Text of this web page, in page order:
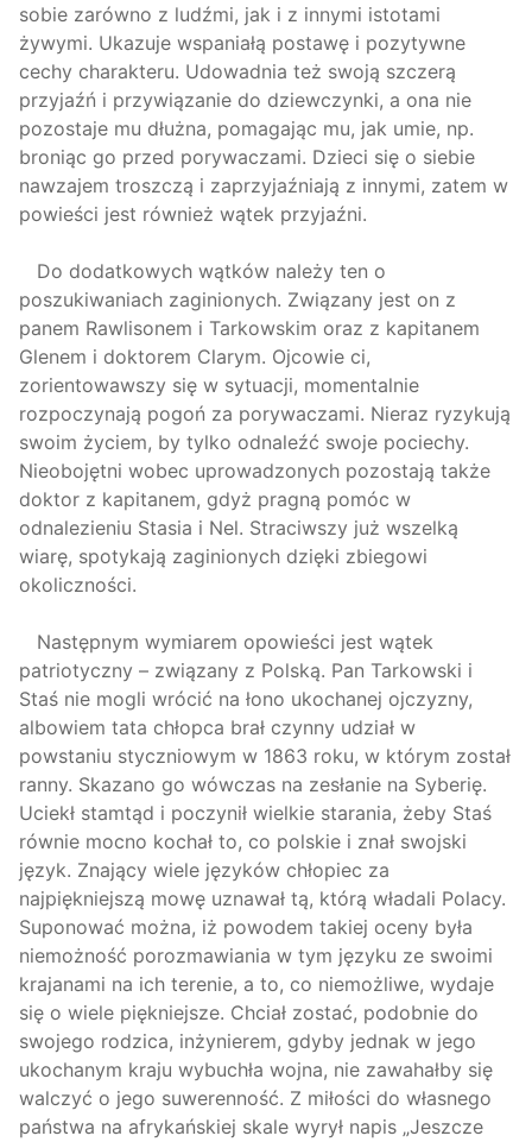
sobie zarówno z ludźmi, jak i z innymi istotami
żywymi. Ukazuje wspaniałą postawę i pozytywne
cechy charakteru. Udowadnia też swoją szczerą
przyjaźń i przywiązanie do dziewczynki, a ona nie
pozostaje mu dłużna, pomagając mu, jak umie, np.
broniąc go przed porywaczami. Dzieci się o siebie
nawzajem troszczą i zaprzyjaźniają z innymi, zatem w
powieści jest również wątek przyjaźni.
Do dodatkowych wątków należy ten o
poszukiwaniach zaginionych. Związany jest on z
panem Rawlisonem i Tarkowskim oraz z kapitanem
Glenem i doktorem Clarym. Ojcowie ci,
zorientowawszy się w sytuacji, momentalnie
rozpoczynają pogoń za porywaczami. Nieraz ryzykują
swoim życiem, by tylko odnaleźć swoje pociechy.
Nieobojętni wobec uprowadzonych pozostają także
doktor z kapitanem, gdyż pragną pomóc w
odnalezieniu Stasia i Nel. Straciwszy już wszelką
wiarę, spotykają zaginionych dzięki zbiegowi
okoliczności.
Następnym wymiarem opowieści jest wątek
patriotyczny – związany z Polską. Pan Tarkowski i
Staś nie mogli wrócić na łono ukochanej ojczyzny,
albowiem tata chłopca brał czynny udział w
powstaniu styczniowym w 1863 roku, w którym został
ranny. Skazano go wówczas na zesłanie na Syberię.
Uciekł stamtąd i poczynił wielkie starania, żeby Staś
równie mocno kochał to, co polskie i znał swojski
język. Znający wiele języków chłopiec za
najpiękniejszą mowę uznawał tą, którą władali Polacy.
Suponować można, iż powodem takiej oceny była
niemożność porozmawiania w tym języku ze swoimi
krajanami na ich terenie, a to, co niemożliwe, wydaje
się o wiele piękniejsze. Chciał zostać, podobnie do
swojego rodzica, inżynierem, gdyby jednak w jego
ukochanym kraju wybuchła wojna, nie zawahałby się
walczyć o jego suwerenność. Z miłości do własnego
państwa na afrykańskiej skale wyrył napis „Jeszcze